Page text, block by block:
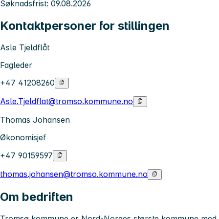
Søknadsfrist: 09.08.2026
Kontaktpersoner for stillingen
Asle Tjeldflåt
Fagleder
+47 41208260
Asle.Tjeldflat@tromso.kommune.no
Thomas Johansen
Økonomisjef
+47 90159597
thomas.johansen@tromso.kommune.no
Om bedriften